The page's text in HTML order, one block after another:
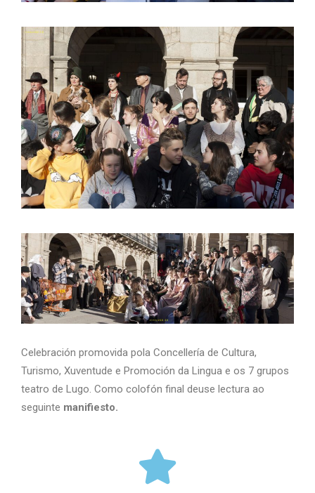
Celebración promovida pola Concellería de Cultura,
Turismo, Xuventude e Promoción da Lingua e os 7 grupos
teatro de Lugo. Como colofón final deuse lectura ao
seguinte manifiesto.